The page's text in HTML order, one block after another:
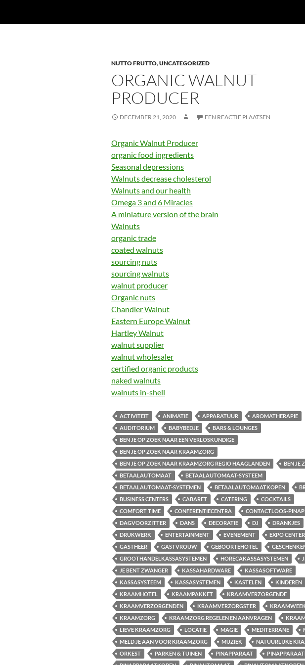
NUTTO FRUTTO,UNCATEGORIZED
ORGANIC WALNUT
PRODUCER
DECEMBER 21, 2020 EEN REACTIE PLAATSEN
Organic Walnut Producer
organic food ingredients
Seasonal depressions
Walnuts decrease cholesterol
Walnuts and our health
Omega 3 and 6 Miracles
A miniature version of the brain
Walnuts
organic trade
coated walnuts
sourcing nuts
sourcing walnuts
walnut producer
Organic nuts
Chandler Walnut
Eastern Europe Walnut
Hartley Walnut
walnut supplier
walnut wholesaler
certified organic products
naked walnuts
walnuts in-shell
ACTIVITEIT ANIMATIE APPARATUUR
AROMATHERAPIE
AUDITORIUM
BABYBEDJE
BARS & LOUNGES
BEN JE OP ZOEK NAAR EEN VERLOSKUNDIGE
BEN JE OP ZOEK NAAR KRAAMZORG
BEN JE OP ZOEK NAAR KRAAMZORG REGIO HAAGLANDEN
BEN JE
BETAALAUTOMAAT
BETAALAUTOMAAT-SYSTEEM
BETAALAUTOMAAT-SYSTEMEN
BETAALAUTOMAATKOPEN
BUSINESS CENTERS
CABARET CATERING
COCKTAILS
COMFORT TIME
CONFERENTIECENTRA
CONTACTLOOS-
DAGVOORZITTER
DANS DECORATIE DJ
DRANKJES
DRUKWERK
ENTERTAINMENT EVENEMENT
EXPO
GASTHEER
GASTVROUW GEBOORTEHOTEL
GROOTHANDELKASSASYSTEMEN
HORECAKASSASYSTEMEN
JE BENT ZWANGER
KASSAHARDWARE
KASSASOFTWARE
KASSASYSTEEM
KASSASYSTEMEN KASTELEN
KINDEREN
KRAAMHOTEL
KRAAMPAKKET
KRAAMVERZORGENDE
KRAAMVERZORGENDEN
KRAAMVERZORGSTER
KRAAMZORG
KRAAMZORG REGELEN EN AANVRAGEN
LIEVE KRAAMZORG
LOCATIE MAGIE MEDITERRANE
MELD JE AAN VOOR KRAAMZORG
MUZIEK
NATUURLIJKE
ORKEST
PARKEN & TUINEN PINAPPARAAT